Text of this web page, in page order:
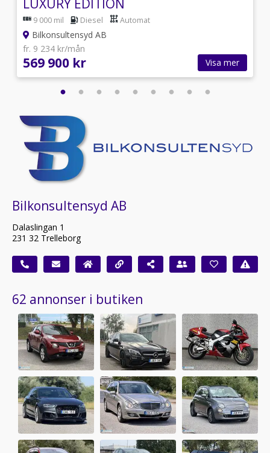
LUXURY EDITION
9 000 mil Diesel Automat
Bilkonsultensyd AB
fr. 9 234 kr/mån
569 900 kr Visa mer
Bilkonsultensyd AB
Dalaslingan 1
231 32 Trelleborg
62 annonser i butiken